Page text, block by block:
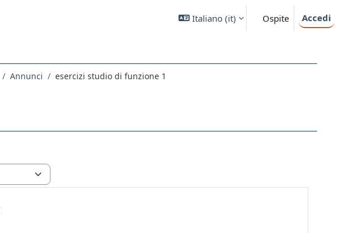
Italiano ‎(it)‎ Ospite Accedi
Annunci esercizi studio di funzione 1